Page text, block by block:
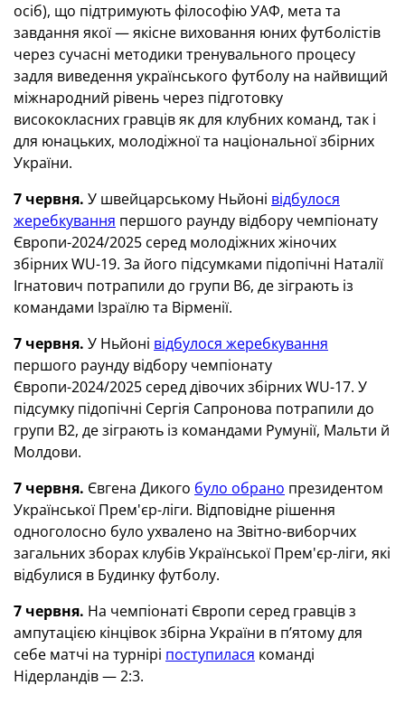
осіб), що підтримують філософію УАФ, мета та
завдання якої — якісне виховання юних футболістів
через сучасні методики тренувального процесу
задля виведення українського футболу на найвищий
міжнародний рівень через підготовку
висококласних гравців як для клубних команд, так і
для юнацьких, молодіжної та національної збірних
України.
7 червня. У швейцарському Ньйоні відбулося
жеребкування першого раунду відбору чемпіонату
Європи-2024/2025 серед молодіжних жіночих
збірних WU-19. За його підсумками підопічні Наталії
Ігнатович потрапили до групи В6, де зіграють із
командами Ізраїлю та Вірменії.
7 червня. У Ньйоні відбулося жеребкування
першого раунду відбору чемпіонату
Європи-2024/2025 серед дівочих збірних WU-17. У
підсумку підопічні Сергія Сапронова потрапили до
групи В2, де зіграють із командами Румунії, Мальти й
Молдови.
7 червня. Євгена Дикого було обрано президентом
Української Прем'єр-ліги. Відповідне рішення
одноголосно було ухвалено на Звітно-виборчих
загальних зборах клубів Української Прем'єр-ліги, які
відбулися в Будинку футболу.
7 червня. На чемпіонаті Європи серед гравців з
ампутацією кінцівок збірна України в п’ятому для
себе матчі на турнірі поступилася команді
Нідерландів — 2:3.